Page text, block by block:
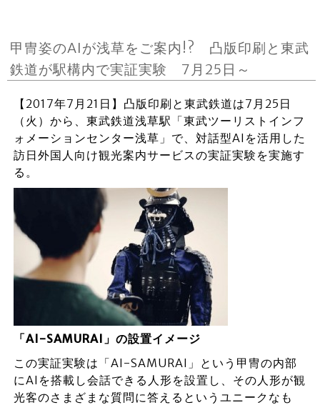
甲冑姿のAIが浅草をご案内!? 凸版印刷と東武
鉄道が駅構内で実証実験 7月25日～
【2017年7月21日】凸版印刷と東武鉄道は7月25日
（火）から、東武鉄道浅草駅「東武ツーリストインフ
ォメーションセンター浅草」で、対話型AIを活用した
訪日外国人向け観光案内サービスの実証実験を実施す
る。
「AI-SAMURAI」の設置イメージ
この実証実験は「AI-SAMURAI」という甲冑の内部
にAIを搭載し会話できる人形を設置し、その人形が観
光客のさまざまな質問に答えるというユニークなも